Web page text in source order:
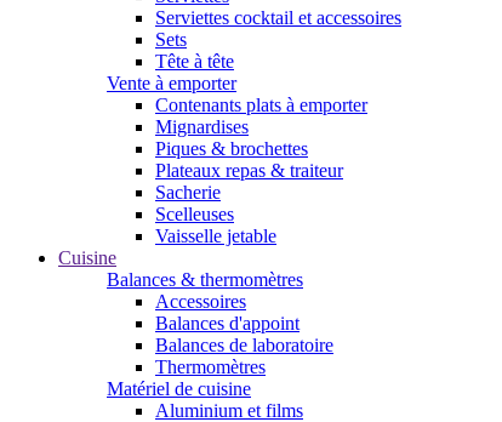
Serviettes cocktail et accessoires
Sets
Tête à tête
Vente à emporter
Contenants plats à emporter
Mignardises
Piques & brochettes
Plateaux repas & traiteur
Sacherie
Scelleuses
Vaisselle jetable
Cuisine
Balances & thermomètres
Accessoires
Balances d'appoint
Balances de laboratoire
Thermomètres
Matériel de cuisine
Aluminium et films